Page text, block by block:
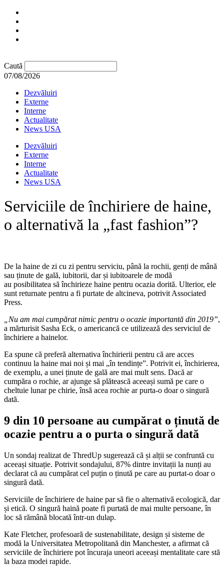
Caută
07/08/2026
Dezvăluiri
Externe
Interne
Actualitate
News USA
Dezvăluiri
Externe
Interne
Actualitate
News USA
Serviciile de închiriere de haine,
o alternativă la „fast fashion”?
De la haine de zi cu zi pentru serviciu, până la rochii, genți de mână
sau ținute de gală, iubitorii, dar și iubitoarele de modă
au posibilitatea să închirieze haine pentru ocazia dorită. Ulterior, ele
sunt returnate pentru a fi purtate de altcineva, potrivit Associated
Press.
„Nu am mai cumpărat nimic pentru o ocazie importantă din 2019”,
a mărturisit Sasha Eck, o americancă ce utilizează des serviciul de
închiriere a hainelor.
Ea spune că preferă alternativa închirierii pentru că are acces
continuu la haine mai noi și mai „în tendințe”. Potrivit ei, închirierea,
de exemplu, a unei ținute de gală are mai mult sens. Dacă ar
cumpăra o rochie, ar ajunge să plătească aceeași sumă pe care o
cheltuie lunar pe chirie, însă acea rochie ar purta-o doar o singură
dată.
9 din 10 persoane au cumpărat o ținută de
ocazie pentru a o purta o singură dată
Un sondaj realizat de ThredUp sugerează că și alții se confruntă cu
aceeași situație. Potrivit sondajului, 87% dintre invitații la nunți au
declarat că au cumpărat cel puțin o ținută pe care au purtat-o doar o
singură dată.
Serviciile de închiriere de haine par să fie o alternativă ecologică, dar
și etică. O singură haină poate fi purtată de mai multe persoane, în
loc să rămână blocată într-un dulap.
Kate Fletcher, profesoară de sustenabilitate, design și sisteme de
modă la Universitatea Metropolitană din Manchester, a afirmat că
serviciile de închiriere pot încuraja uneori aceeași mentalitate care stă
la baza modei rapide.